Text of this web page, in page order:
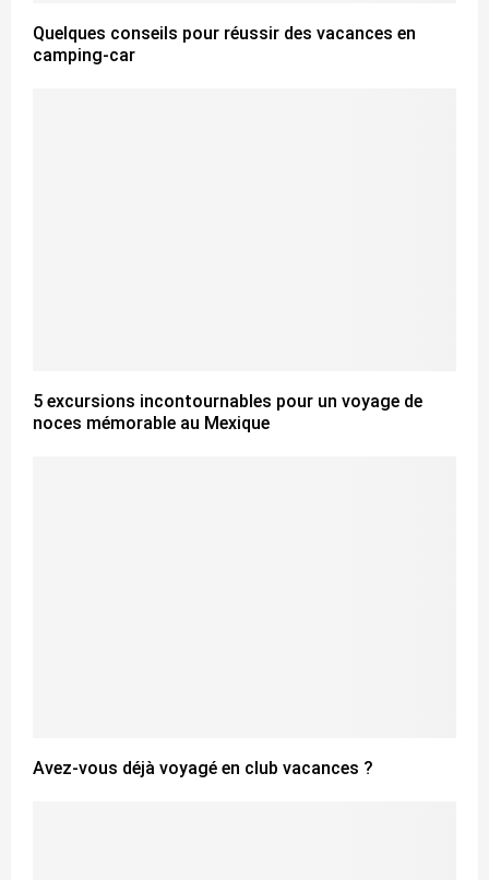
Quelques conseils pour réussir des vacances en
camping-car
5 excursions incontournables pour un voyage de
noces mémorable au Mexique
Avez-vous déjà voyagé en club vacances ?